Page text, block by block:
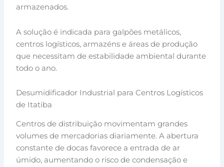
armazenados.
A solução é indicada para galpões metálicos,
centros logísticos, armazéns e áreas de produção
que necessitam de estabilidade ambiental durante
todo o ano.
Desumidificador Industrial para Centros Logísticos
de Itatiba
Centros de distribuição movimentam grandes
volumes de mercadorias diariamente. A abertura
constante de docas favorece a entrada de ar
úmido, aumentando o risco de condensação e